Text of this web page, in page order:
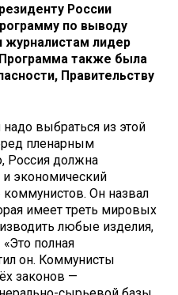
России
по выводу
журналистам лидер
также была
Правительству
надо выбраться из этой
пленарным
Россия должна
экономический
коммунистов. Он назвал
имеет треть мировых
любые изделия,
«Это полная
он. Коммунисты
законов —